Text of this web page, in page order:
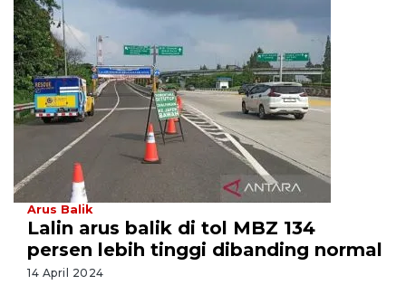
Arus Balik
Lalin arus balik di tol MBZ 134
persen lebih tinggi dibanding normal
14 April 2024